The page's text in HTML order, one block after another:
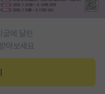
글에 달린
아보세요